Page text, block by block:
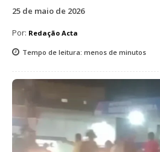
25 de maio de 2026
Por: Redação Acta
Tempo de leitura: menos de minutos